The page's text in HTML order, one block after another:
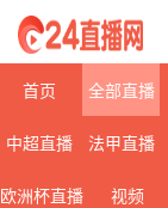
首页 全部直播
中超直播 法甲直播
欧洲杯直播 视频